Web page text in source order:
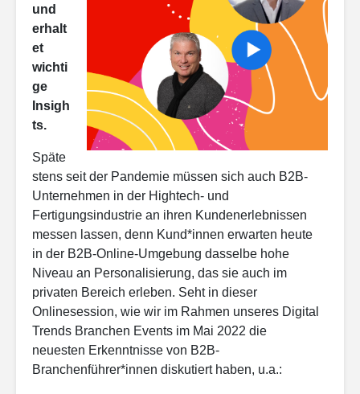
und
erhalt
et
wichti
ge
Insigh
ts.
Späte
stens seit der Pandemie müssen sich auch B2B-
Unternehmen in der Hightech- und
Fertigungsindustrie an ihren Kundenerlebnissen
messen lassen, denn Kund*innen erwarten heute
in der B2B-Online-Umgebung dasselbe hohe
Niveau an Personalisierung, das sie auch im
privaten Bereich erleben. Seht in dieser
Onlinesession, wie wir im Rahmen unseres Digital
Trends Branchen Events im Mai 2022 die
neuesten Erkenntnisse von B2B-
Branchenführer*innen diskutiert haben, u.a.: